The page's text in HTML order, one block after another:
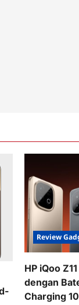
Review
HP iQoo
dengan
Charging